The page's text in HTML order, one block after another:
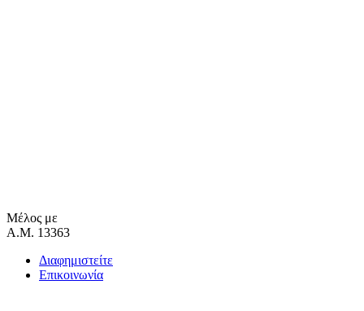
Μέλος με
Α.Μ. 13363
Διαφημιστείτε
Επικοινωνία